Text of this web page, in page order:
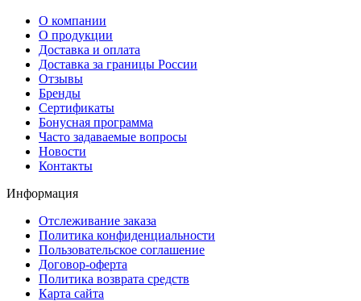
О компании
О продукции
Доставка и оплата
Доставка за границы России
Отзывы
Бренды
Сертификаты
Бонусная программа
Часто задаваемые вопросы
Новости
Контакты
Информация
Отслеживание заказа
Политика конфиденциальности
Пользовательское соглашение
Договор-оферта
Политика возврата средств
Карта сайта